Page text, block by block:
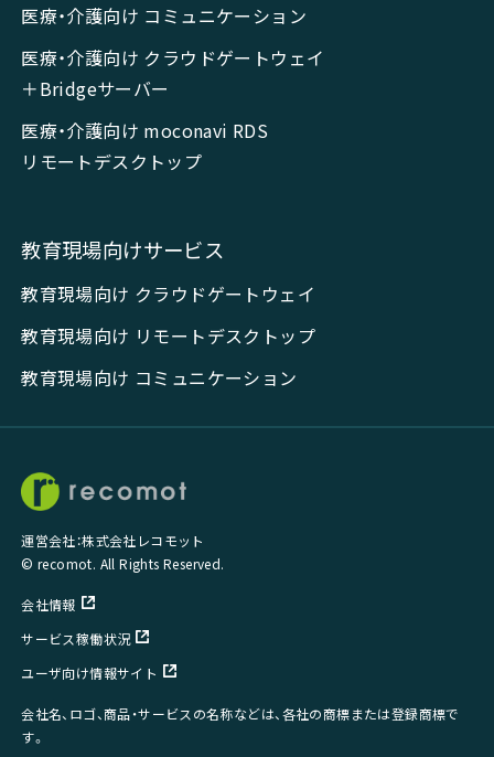
医療・介護向け コミュニケーション
医療・介護向け クラウドゲートウェイ
＋Bridgeサーバー
医療・介護向け moconavi RDS
リモートデスクトップ
教育現場向けサービス
教育現場向け クラウドゲートウェイ
教育現場向け リモートデスクトップ
教育現場向け コミュニケーション
運営会社：株式会社レコモット
© recomot. All Rights Reserved.
会社情報
サービス稼働状況
ユーザ向け情報サイト
会社名、ロゴ、商品・サービスの名称などは、各社の商標または登録商標で
す。